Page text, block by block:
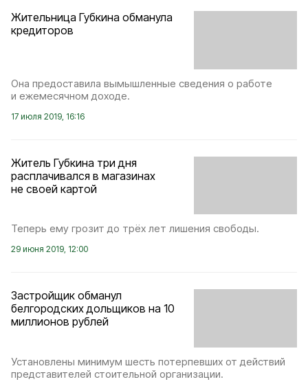
Жительница Губкина обманула
кредиторов
Она предоставила вымышленные сведения о работе
и ежемесячном доходе.
17 июля 2019, 16:16
Житель Губкина три дня
расплачивался в магазинах
не своей картой
Теперь ему грозит до трёх лет лишения свободы.
29 июня 2019, 12:00
Застройщик обманул
белгородских дольщиков на 10
миллионов рублей
Установлены минимум шесть потерпевших от действий
представителей стоительной организации.